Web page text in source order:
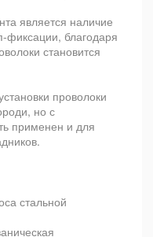
является наличие
фиксации, благодаря
становится
проволоки
но с
применен и для
стальной